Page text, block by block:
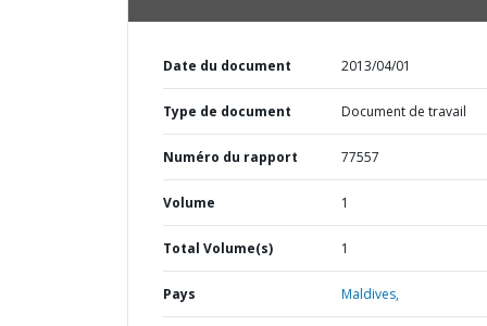
Date du document 2013/04/01
Type de document Document de travail
Numéro du rapport 77557
Volume 1
Total Volume(s) 1
Pays Maldives,